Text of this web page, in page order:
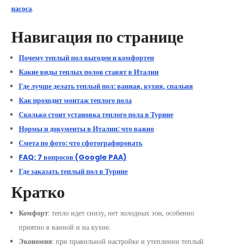
насоса.
Навигация по странице
Почему теплый пол выгоден и комфортен
Какие виды теплых полов ставят в Италии
Где лучше делать теплый пол: ванная, кухня, спальня
Как проходит монтаж теплого пола
Сколько стоит установка теплого пола в Турине
Нормы и документы в Италии: что важно
Смета по фото: что сфотографировать
FAQ: 7 вопросов (Google PAA)
Где заказать теплый пол в Турине
Кратко
Комфорт: тепло идет снизу, нет холодных зон, особенно
приятно в ванной и на кухне.
Экономия: при правильной настройке и утеплении теплый